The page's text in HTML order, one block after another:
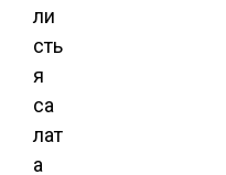
ли
сть
я
са
лат
а